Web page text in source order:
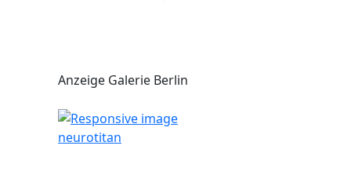
Anzeige Galerie Berlin
neurotitan